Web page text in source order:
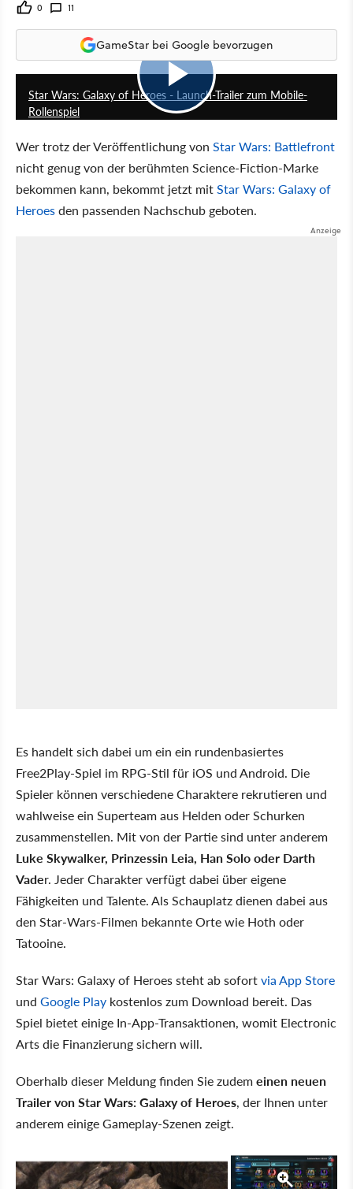
0 11
GameStar bei Google bevorzugen
0:36
Star Wars: Galaxy of Heroes - Launch-Trailer zum Mobile-
Rollenspiel
Wer trotz der Veröffentlichung von Star Wars: Battlefront
nicht genug von der berühmten Science-Fiction-Marke
bekommen kann, bekommt jetzt mitStar Wars: Galaxy of
Heroesden passenden Nachschub geboten.
Es handelt sich dabei um ein ein rundenbasiertes
Free2Play-Spiel im RPG-Stil für iOS und Android. Die
Spieler können verschiedene Charaktere rekrutieren und
wahlweise ein Superteam aus Helden oder Schurken
zusammenstellen. Mit von der Partie sind unter anderem
Luke Skywalker, Prinzessin Leia, Han Solo oder Darth
Vader. Jeder Charakter verfügt dabei über eigene
Fähigkeiten und Talente. Als Schauplatz dienen dabei aus
den Star-Wars-Filmen bekannte Orte wie Hoth oder
Tatooine.
Star Wars: Galaxy of Heroes steht ab sofortvia App Store
und Google Play kostenlos zum Download bereit. Das
Spiel bietet einige In-App-Transaktionen, womit Electronic
Arts die Finanzierung sichern will.
Oberhalb dieser Meldung finden Sie zudemeinen neuen
Trailer von Star Wars: Galaxy of Heroes, der Ihnen unter
anderem einige Gameplay-Szenen zeigt.